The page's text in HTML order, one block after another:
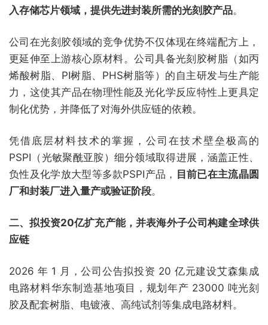
入存储芯片领域，提供先进封装所需的光刻胶产品。
公司在光刻胶领域的竞争优势不仅体现在终端配方上，
更延伸至上游核心原材料。公司具备光刻胶树脂（如丙
烯酸树脂、PI树脂、PHS树脂等）的自主研发与生产能
力，这使其产品在物理性能及光化学反应特性上更具定
制化优势，并降低了对海外供应链的依赖。
凭借底层材料技术的掌握，公司在技术壁垒极高的
PSPI（光敏聚酰亚胺）细分领域取得进展，涵盖正性、
负性及化学放大型等多款PSPI产品， 目前已在主流晶圆
厂和封装厂进入量产或验证阶段。
二、拟投资20亿扩充产能，并表海外子公司构建全球供
应链
2026 年 1 月，公司公告拟投资 20 亿元建设艾森集成
电路材料华东制造基地项目，规划年产 23000 吨光刻
胶及配套树脂、电镀液、高纯试剂等集成电路材料。